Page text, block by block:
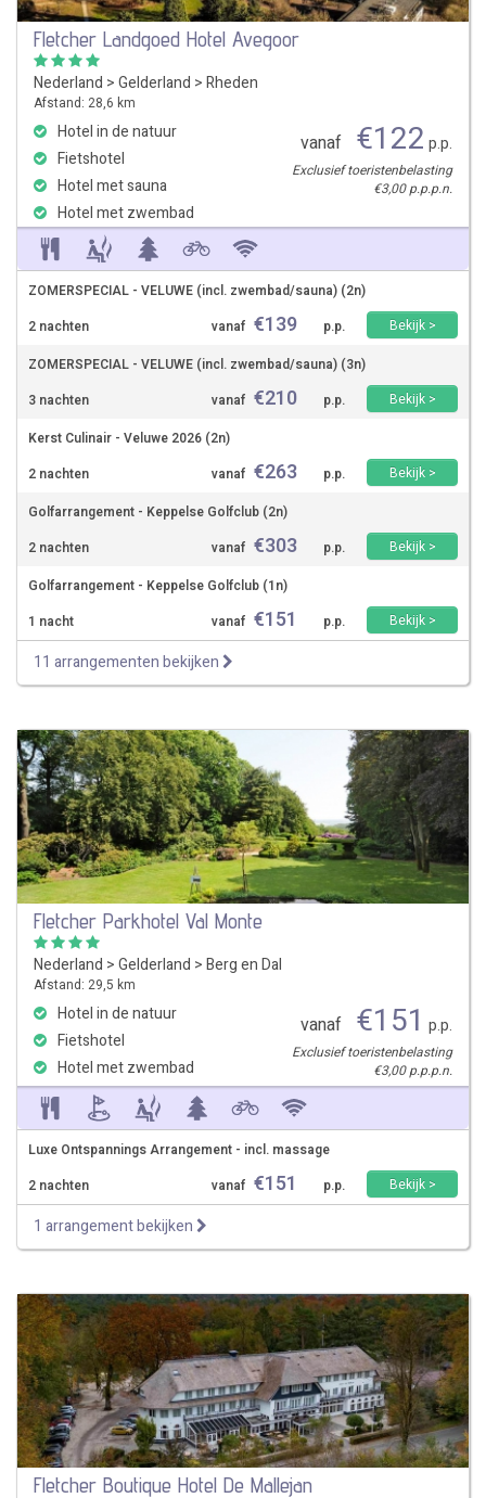
Fletcher Landgoed Hotel Avegoor
Nederland >Gelderland >Rheden
Afstand: 28,6 km
Hotel in de natuur
Fietshotel
Hotel met sauna
Hotel met zwembad
vanaf €122 p.p.
Exclusief toeristenbelasting
€3,00 p.p.p.n.
ZOMERSPECIAL - VELUWE (incl. zwembad/sauna) (2n)
2 nachten
vanaf €139 p.p.
Bekijk >
ZOMERSPECIAL - VELUWE (incl. zwembad/sauna) (3n)
3 nachten
vanaf €210 p.p.
Bekijk >
Kerst Culinair - Veluwe 2026 (2n)
2 nachten
vanaf €263 p.p.
Bekijk >
Golfarrangement - Keppelse Golfclub (2n)
2 nachten
vanaf €303 p.p.
Bekijk >
Golfarrangement - Keppelse Golfclub (1n)
1 nacht
vanaf €151 p.p. Bekijk >
11 arrangementen bekijken
Fletcher Parkhotel Val Monte
Nederland >Gelderland >Berg en Dal
Afstand: 29,5 km
Hotel in de natuur
Fietshotel
Hotel met zwembad
vanaf €151 p.p.
Exclusief toeristenbelasting
€3,00 p.p.p.n.
Luxe Ontspannings Arrangement - incl. massage
2 nachten
vanaf €151 p.p. Bekijk >
1 arrangement bekijken
Fletcher Boutique Hotel De Mallejan